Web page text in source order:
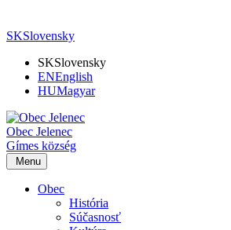
SKSlovensky
SKSlovensky
ENEnglish
HUMagyar
Obec Jelenec
Gímes község
Menu
Obec
História
Súčasnosť